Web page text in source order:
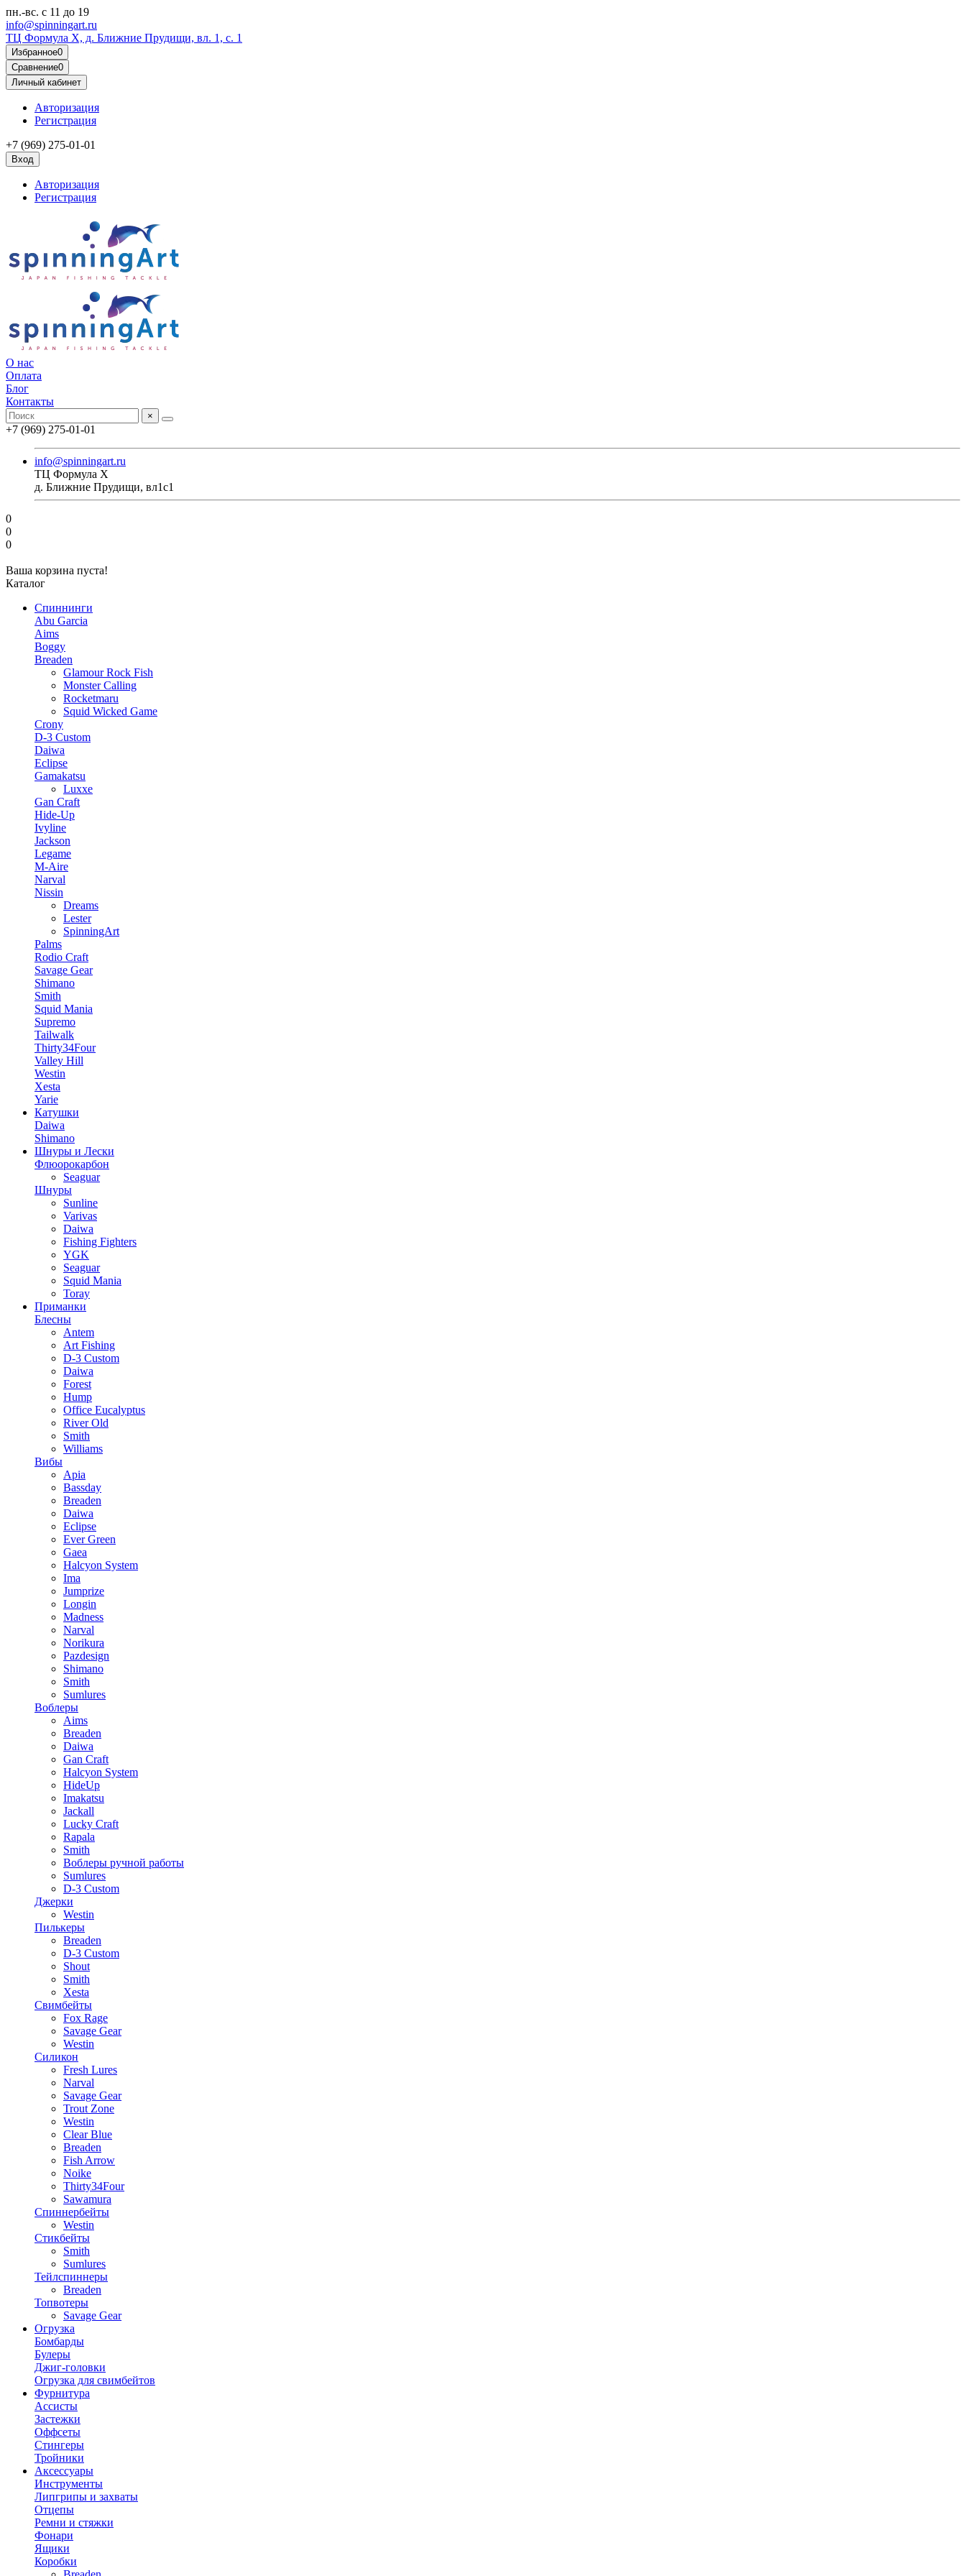
пн.-вс. с 11 до 19
info@spinningart.ru
ТЦ Формула X, д. Ближние Прудищи, вл. 1, с. 1
Избранное0
Сравнение0
Личный кабинет
Авторизация
Регистрация
+7 (969) 275-01-01
Вход
Авторизация
Регистрация
О нас
Оплата
Блог
Контакты
×
+7 (969) 275-01-01
info@spinningart.ru
ТЦ Формула X
д. Ближние Прудищи, вл1с1
0
0
0
Ваша корзина пуста!
Каталог
Спиннинги
Abu Garcia
Aims
Boggy
Breaden
Glamour Rock Fish
Monster Calling
Rocketmaru
Squid Wicked Game
Crony
D-3 Custom
Daiwa
Eclipse
Gamakatsu
Luxxe
Gan Craft
Hide-Up
Ivyline
Jackson
Legame
M-Aire
Narval
Nissin
Dreams
Lester
SpinningArt
Palms
Rodio Craft
Savage Gear
Shimano
Smith
Squid Mania
Supremo
Tailwalk
Thirty34Four
Valley Hill
Westin
Xesta
Yarie
Катушки
Daiwa
Shimano
Шнуры и Лески
Флюорокарбон
Seaguar
Шнуры
Sunline
Varivas
Daiwa
Fishing Fighters
YGK
Seaguar
Squid Mania
Toray
Приманки
Блесны
Antem
Art Fishing
D-3 Custom
Daiwa
Forest
Hump
Office Eucalyptus
River Old
Smith
Williams
Вибы
Apia
Bassday
Breaden
Daiwa
Eclipse
Ever Green
Gaea
Halcyon System
Ima
Jumprize
Longin
Madness
Narval
Norikura
Pazdesign
Shimano
Smith
Sumlures
Воблеры
Aims
Breaden
Daiwa
Gan Craft
Halcyon System
HideUp
Imakatsu
Jackall
Lucky Craft
Rapala
Smith
Воблеры ручной работы
Sumlures
D-3 Custom
Джерки
Westin
Пилькеры
Breaden
D-3 Custom
Shout
Smith
Xesta
Свимбейты
Fox Rage
Savage Gear
Westin
Силикон
Fresh Lures
Narval
Savage Gear
Trout Zone
Westin
Clear Blue
Breaden
Fish Arrow
Noike
Thirty34Four
Sawamura
Спиннербейты
Westin
Стикбейты
Smith
Sumlures
Тейлспиннеры
Breaden
Топвотеры
Savage Gear
Огрузка
Бомбарды
Булеры
Джиг-головки
Огрузка для свимбейтов
Фурнитура
Ассисты
Застежки
Оффсеты
Стингеры
Тройники
Аксессуары
Инструменты
Липгрипы и захваты
Отцепы
Ремни и стяжки
Фонари
Ящики
Коробки